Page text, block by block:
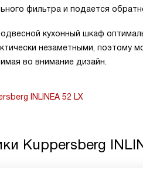
фильтра и подается
кухонный шкаф
незаметными, поэтому
во внимание дизайн.
INLINEA 52 LX
Kuppersberg